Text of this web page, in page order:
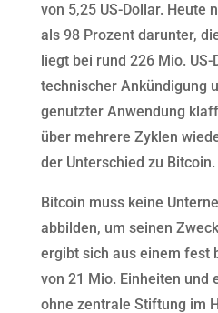
von 5,25 US-Dollar. Heute
als 98 Prozent darunter,
liegt bei rund 226 Mio. US-
technischer Ankündigung
genutzter Anwendung
über mehrere Zyklen
der Unterschied zu Bitcoin.
Bitcoin muss keine
abbilden, um seinen
ergibt sich aus einem fest
von 21 Mio. Einheiten und
ohne zentrale Stiftung im